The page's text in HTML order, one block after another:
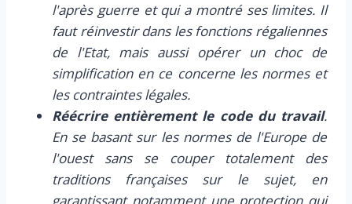
l'après guerre et qui a montré ses limites. Il
faut réinvestir dans les fonctions régaliennes
de l'Etat, mais aussi opérer un choc de
simplification en ce concerne les normes et
les contraintes légales.
Réécrire entièrement le code du travail.
En se basant sur les normes de l'Europe de
l'ouest sans se couper totalement des
traditions françaises sur le sujet, en